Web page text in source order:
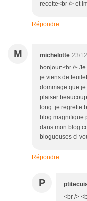
recette<br /> et
Répondre
M michelotte 23/
bonjour:<br />
je viens de
dommage que
plaiser
long..je regrette
blog magnifique
dans mon blog
blogueuses ci
Répondre
P
<br />